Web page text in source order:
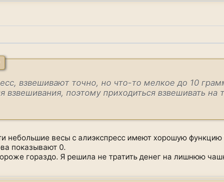
взвешивают точно, но что-то мелкое до 10
взвешивания, поэтому приходиться взвешивать на
небольшие весы с алиэкспресс имеют хорошую
показывают 0.
гораздо. Я решила не тратить денег на лишнюю